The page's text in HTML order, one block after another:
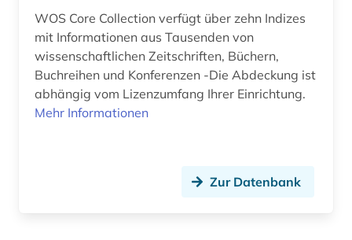
WOS Core Collection verfügt über zehn Indizes
mit Informationen aus Tausenden von
wissenschaftlichen Zeitschriften, Büchern,
Buchreihen und Konferenzen -Die Abdeckung ist
abhängig vom Lizenzumfang Ihrer Einrichtung.
Mehr Informationen
Zur Datenbank